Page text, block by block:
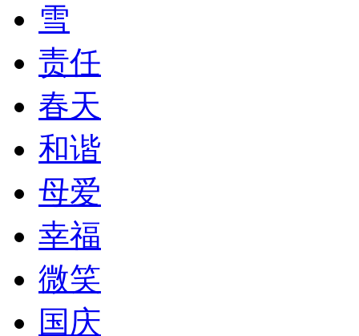
雪
责任
春天
和谐
母爱
幸福
微笑
国庆